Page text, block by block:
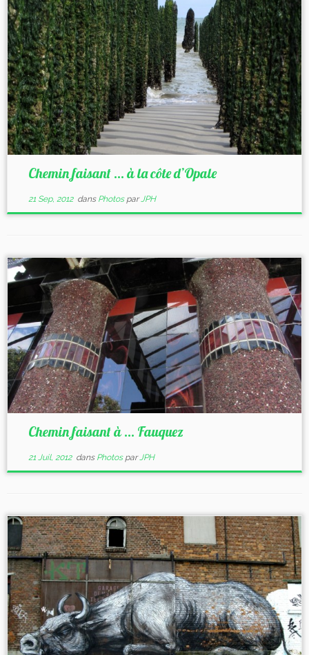
Chemin faisant … à la côte d’Opale
21 Sep, 2012dans Photos parJPH
Chemin faisant à … Fauquez
21 Juil, 2012dans Photos parJPH